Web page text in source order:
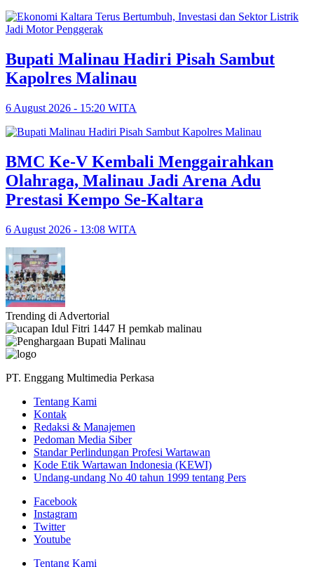
Bupati Malinau Hadiri Pisah Sambut
Kapolres Malinau
6 August 2026 - 15:20 WITA
BMC Ke-V Kembali Menggairahkan
Olahraga, Malinau Jadi Arena Adu
Prestasi Kempo Se-Kaltara
6 August 2026 - 13:08 WITA
Trending di Advertorial
PT. Enggang Multimedia Perkasa
Tentang Kami
Kontak
Redaksi & Manajemen
Pedoman Media Siber
Standar Perlindungan Profesi Wartawan
Kode Etik Wartawan Indonesia (KEWI)
Undang-undang No 40 tahun 1999 tentang Pers
Facebook
Instagram
Twitter
Youtube
Tentang Kami